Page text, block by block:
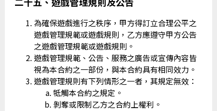
為確保遊戲進行之秩序，甲方得訂立合理公平之
遊戲管理規範或遊戲規則，乙方應遵守甲方公告
之遊戲管理規範或遊戲規則。
遊戲管理規範、公告、服務之廣告或宣傳內容皆
視為本合約之一部份，與本合約具有相同效力。
遊戲管理規則有下列情形之一者，其規定無效：
牴觸本合約之規定。
剝奪或限制乙方之合約上權利。